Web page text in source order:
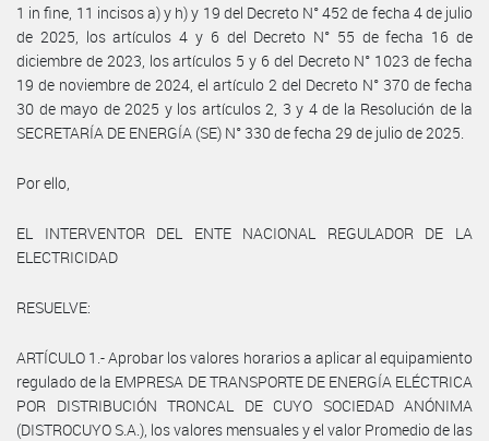
1 in fine, 11 incisos a) y h) y 19 del Decreto N° 452 de fecha 4 de julio
de 2025, los artículos 4 y 6 del Decreto N° 55 de fecha 16 de
diciembre de 2023, los artículos 5 y 6 del Decreto N° 1023 de fecha
19 de noviembre de 2024, el artículo 2 del Decreto N° 370 de fecha
30 de mayo de 2025 y los artículos 2, 3 y 4 de la Resolución de la
SECRETARÍA DE ENERGÍA (SE) N° 330 de fecha 29 de julio de 2025.
Por ello,
EL INTERVENTOR DEL ENTE NACIONAL REGULADOR DE LA
ELECTRICIDAD
RESUELVE:
ARTÍCULO 1.- Aprobar los valores horarios a aplicar al equipamiento
regulado de la EMPRESA DE TRANSPORTE DE ENERGÍA ELÉCTRICA
POR DISTRIBUCIÓN TRONCAL DE CUYO SOCIEDAD ANÓNIMA
(DISTROCUYO S.A.), los valores mensuales y el valor Promedio de las